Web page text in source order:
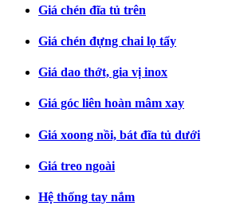
Giá chén đĩa tủ trên
Giá chén đựng chai lọ tẩy
Giá dao thớt, gia vị inox
Giá góc liên hoàn mâm xay
Giá xoong nồi, bát đĩa tủ dưới
Giá treo ngoài
Hệ thống tay nắm